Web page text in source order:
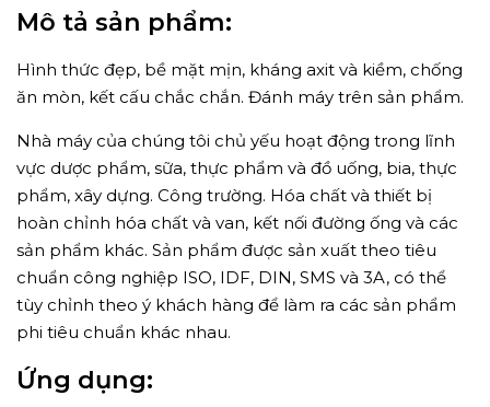
Mô tả sản phẩm:
Hình thức đẹp, bề mặt mịn, kháng axit và kiềm, chống
ăn mòn, kết cấu chắc chắn. Đánh máy trên sản phẩm.
Nhà máy của chúng tôi chủ yếu hoạt động trong lĩnh
vực dược phẩm, sữa, thực phẩm và đồ uống, bia, thực
phẩm, xây dựng. Công trường. Hóa chất và thiết bị
hoàn chỉnh hóa chất và van, kết nối đường ống và các
sản phẩm khác. Sản phẩm được sản xuất theo tiêu
chuẩn công nghiệp ISO, IDF, DIN, SMS và 3A, có thể
tùy chỉnh theo ý khách hàng để làm ra các sản phẩm
phi tiêu chuẩn khác nhau.
Ứng dụng: